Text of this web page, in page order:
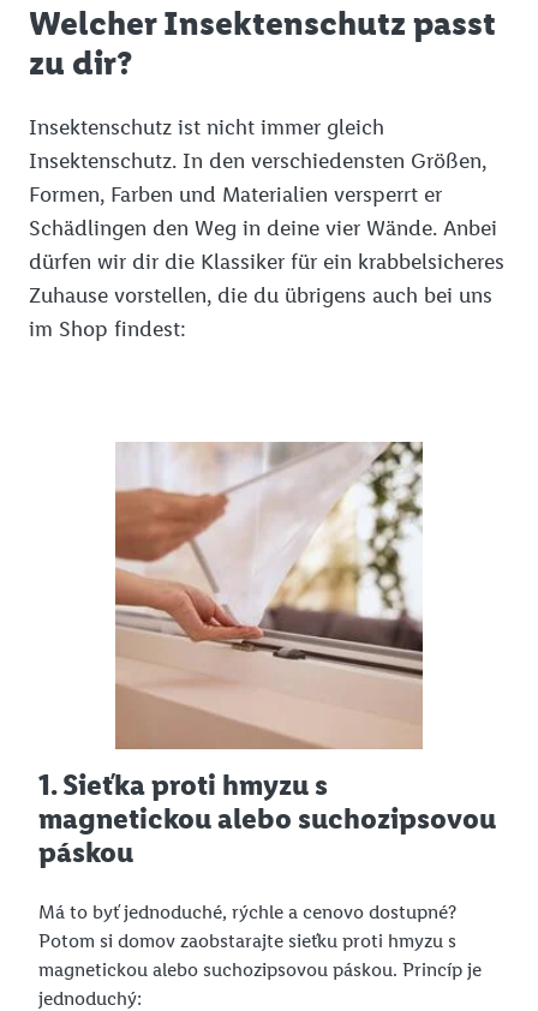
Welcher Insektenschutz passt
zu dir?
Insektenschutz ist nicht immer gleich
Insektenschutz. In den verschiedensten Größen,
Formen, Farben und Materialien versperrt er
Schädlingen den Weg in deine vier Wände. Anbei
dürfen wir dir die Klassiker für ein krabbelsicheres
Zuhause vorstellen, die du übrigens auch bei uns
im Shop findest:
1. Sieťka proti hmyzu s
magnetickou alebo suchozipsovou
páskou
Má to byť jednoduché, rýchle a cenovo dostupné?
Potom si domov zaobstarajte sieťku proti hmyzu s
magnetickou alebo suchozipsovou páskou. Princíp je
jednoduchý: